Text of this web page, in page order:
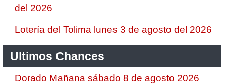
del 2026
Lotería del Tolima lunes 3 de agosto del 2026
Ultimos Chances
Dorado Mañana sábado 8 de agosto 2026